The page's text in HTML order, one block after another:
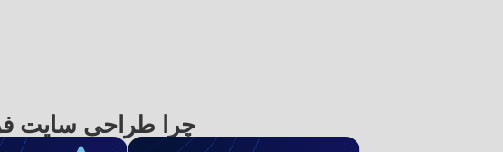
چرا طراحی سایت